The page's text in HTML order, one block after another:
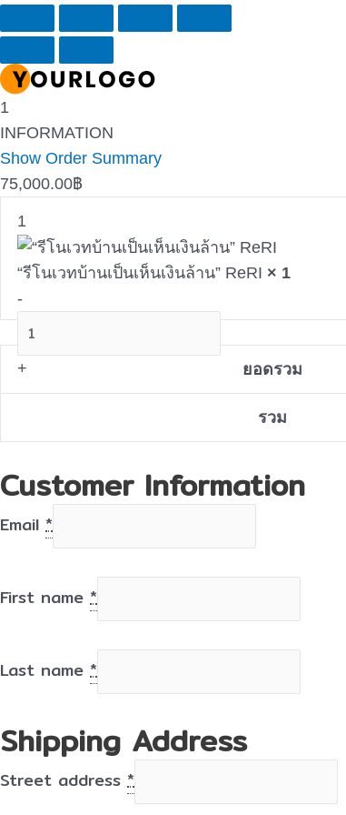
1
INFORMATION
Show Order Summary
75,000.00฿
1
“รีโนเวทบ้านเป็นเห็นเงินล้าน” ReRI × 1
-
+ ยอดรวม
รวม
Customer Information
Email *
First name *
Last name *
Shipping Address
Street address *